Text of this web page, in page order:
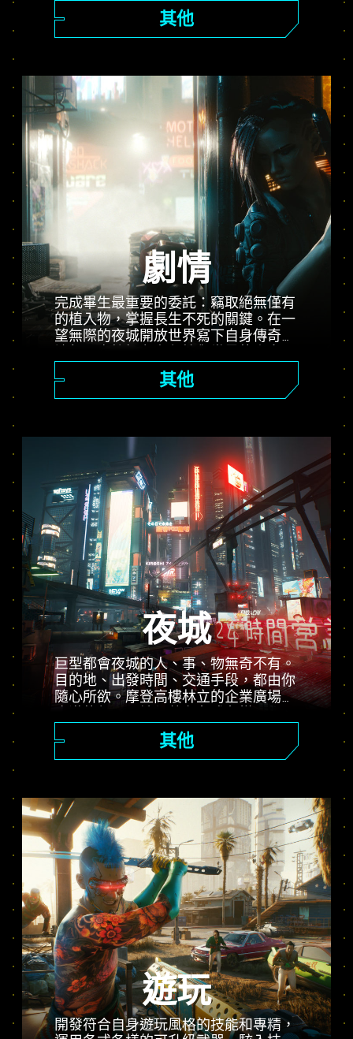
「表現」、「光線追蹤」、「光線追蹤
Pro」三大模式登場，讓玩家感受強化
畫質與流暢動態畫面，還有《電馭叛客
其他
劇情
完成畢生最重要的委託：竊取絕無僅有
的植入物，掌握長生不死的關鍵。在一
望無際的夜城開放世界寫下自身傳奇，
接下五花八門的工作，從前途可期的傭
兵進階為傳奇電馭叛客，同時揭開引起
多方爭奪的無價植入物背後的謎團。
其他
夜城
巨型都會夜城的人、事、物無奇不有。
目的地、出發時間、交通手段，都由你
隨心所欲。摩登高樓林立的企業廣場、
其他
遊玩
開發符合自身遊玩風格的技能和專精，